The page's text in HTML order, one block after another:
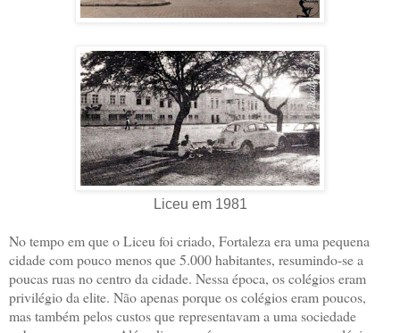
Liceu em 1981
No tempo em que o Liceu foi criado, Fortaleza era uma pequena
cidade com pouco menos que 5.000 habitantes, resumindo-se a
poucas ruas no centro da cidade. Nessa época, os colégios eram
privilégio da elite. Não apenas porque os colégios eram poucos,
mas também pelos custos que representavam a uma sociedade